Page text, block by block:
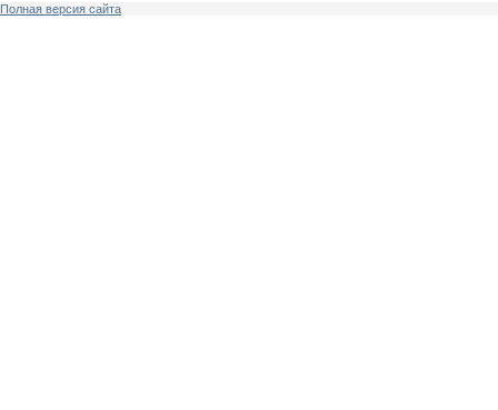
Полная версия сайта